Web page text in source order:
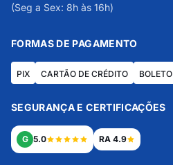
(Seg a Sex: 8h às 16h)
FORMAS DE PAGAMENTO
PIX CARTÃO DE CRÉDITO BOLETO
SEGURANÇA E CERTIFICAÇÕES
G 5.0 RA 4.9